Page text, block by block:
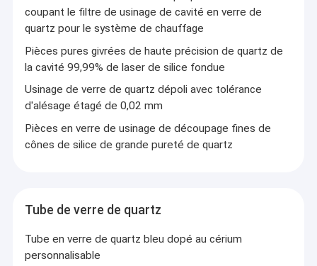
coupant le filtre de usinage de cavité en verre de
quartz pour le système de chauffage
Pièces pures givrées de haute précision de quartz de
la cavité 99,99% de laser de silice fondue
Usinage de verre de quartz dépoli avec tolérance
d'alésage étagé de 0,02 mm
Pièces en verre de usinage de découpage fines de
cônes de silice de grande pureté de quartz
Tube de verre de quartz
Tube en verre de quartz bleu dopé au cérium
personnalisable